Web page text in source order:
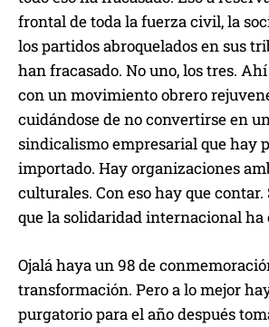
frontal de toda la fuerza civil, la
los partidos abroquelados en sus
han fracasado. No uno, los tres.
con un movimiento obrero
cuidándose de no convertirse en
sindicalismo empresarial que hay
importado. Hay organizaciones
culturales. Con eso hay que contar.
que la solidaridad internacional ha
Ojalá haya un 98 de
transformación. Pero a lo mejor
purgatorio para el año después